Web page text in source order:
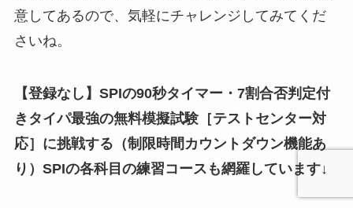
意してあるので、気軽にチャレンジしてみてくだ
さいね。
【登録なし】SPIの90秒タイマー・7割合否判定付
きタイパ最強の無料模擬試験［テストセンター対
応］ に挑戦する（制限時間カウントダウン機能あ
り）SPIの各科目の練習コースも網羅しています↓